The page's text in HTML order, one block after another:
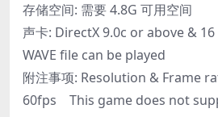
存储空间: 需要 4.8G 可用空间
声卡: DirectX 9.0c or above &
WAVE file can be played
附注事项: Resolution & Frame
60fps This game does not